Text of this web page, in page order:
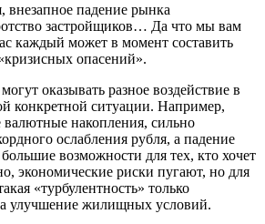
внезапное падение рынка
застройщиков… Да что мы вам
каждый может в момент составить
опасений».
оказывать разное воздействие в
конкретной ситуации. Например,
накопления, сильно
ослабления рубля, а падение
возможности для тех, кто хочет
экономические риски пугают, но для
«турбулентность» только
улучшение жилищных условий.